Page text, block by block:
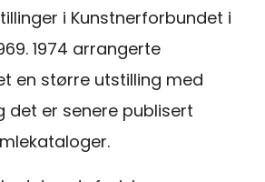
i Kunstnerforbundet i
1974 arrangerte
en større utstilling med
det er senere publisert